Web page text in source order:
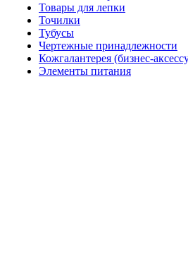
Товары для лепки
Точилки
Тубусы
Чертежные принадлежности
Кожгалантерея (бизнес-
Элементы питания